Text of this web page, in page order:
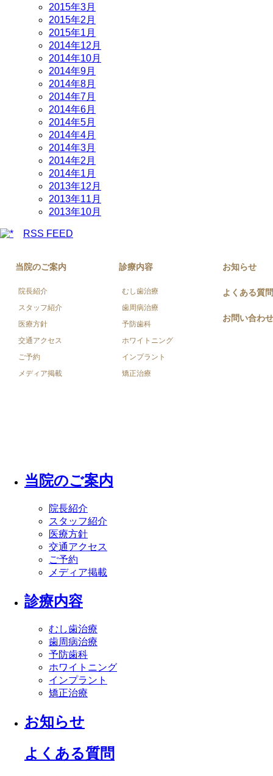
2015年3月
2015年2月
2015年1月
2014年12月
2014年10月
2014年9月
2014年8月
2014年7月
2014年6月
2014年5月
2014年4月
2014年3月
2014年2月
2014年1月
2013年12月
2013年11月
2013年10月
RSS FEED
当院のご案内
院長紹介
スタッフ紹介
医療方針
交通アクセス
ご予約
メディア掲載
診療内容
むし歯治療
歯周病治療
予防歯科
ホワイトニング
インプラント
矯正治療
お知らせ
よくある質問
お問い合わせ
当院のご案内
院長紹介
スタッフ紹介
医療方針
交通アクセス
ご予約
メディア掲載
診療内容
むし歯治療
歯周病治療
予防歯科
ホワイトニング
インプラント
矯正治療
お知らせ
よくある質問